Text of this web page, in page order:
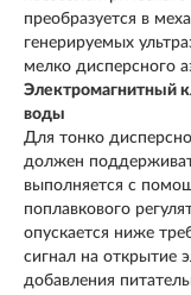
преобразуется в
генерируемых
мелко дисперсного
Электромагнитный
воды
Для тонко
должен
выполняется с
поплавкового
опускается ниже
сигнал на открытие
добавления